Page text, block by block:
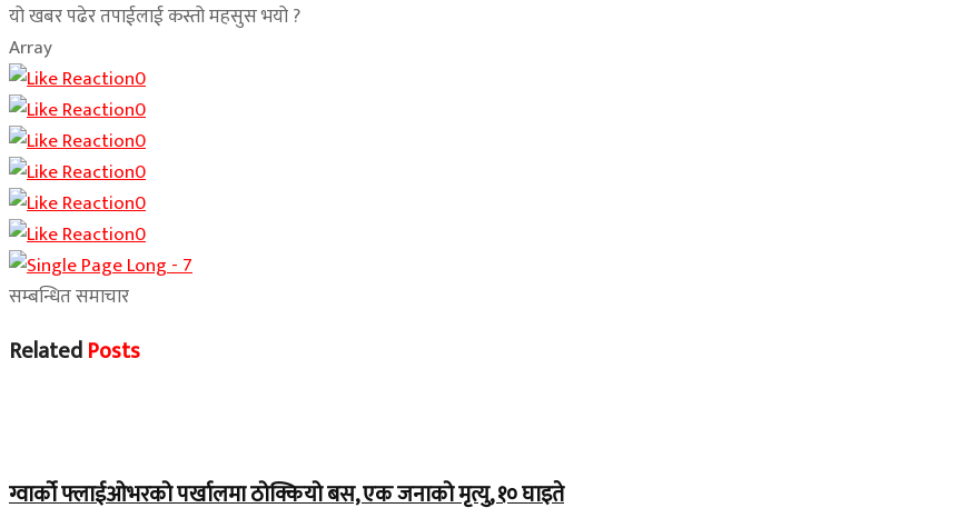
यो खबर पढेर तपाईलाई कस्तो महसुस भयो ?
Array
0
0
0
0
0
0
सम्बन्धित समाचार
RelatedPosts
ग्वार्को फ्लाईओभरको पर्खालमा ठोक्कियो बस, एक जनाको मृत्यु, १० घाइते